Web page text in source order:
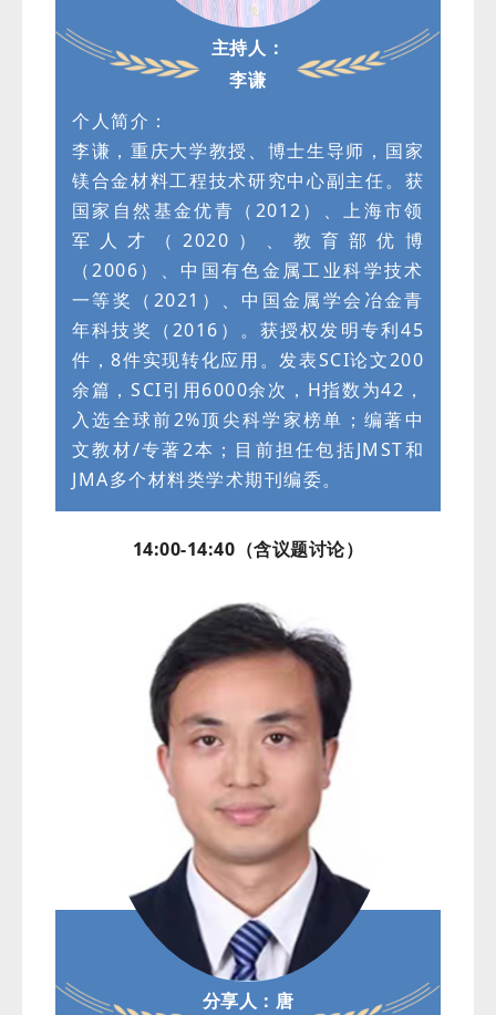
主持人：
李谦
个人简介：
李谦，重庆大学教授、博士生导师，国家
镁合金材料工程技术研究中心副主任。获
国家自然基金优青（2012）、上海市领
军人才（2020）、教育部优博
（2006）、中国有色金属工业科学技术
一等奖（2021）、中国金属学会冶金青
年科技奖（2016）。获授权发明专利45
件，8件实现转化应用。发表SCI论文200
余篇，SCI引用6000余次，H指数为42，
入选全球前2%顶尖科学家榜单；编著中
文教材/专著2本；目前担任包括JMST和
JMA多个材料类学术期刊编委。
14:00-14:40（含议题讨论）
分享人：唐